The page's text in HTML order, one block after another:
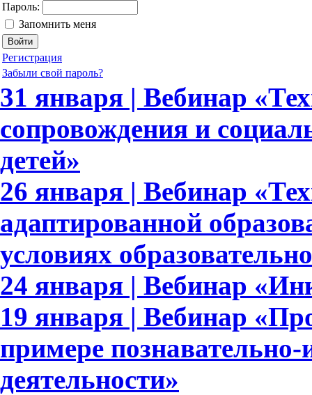
Пароль:
Запомнить меня
Регистрация
Забыли свой пароль?
31 января | Вебинар
сопровождения и
детей»
26 января | Вебинар
адаптированной
условиях
24 января | Вебинар
19 января | Вебинар
примере познавательно-
деятельности»